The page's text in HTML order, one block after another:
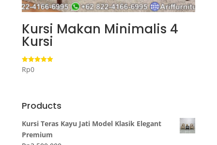
Kursi Makan Minimalis 4
Kursi
Dinilai
5.00
Rp0
Products
Kursi Teras Kayu Jati Model Klasik Elegant
Premium